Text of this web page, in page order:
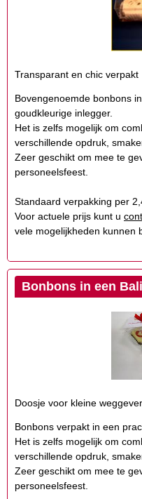
Transparant en chic verpakt
Bovengenoemde bonbons
goudkleurige inlegger.
Het is zelfs mogelijk om
verschillende opdruk,
Zeer geschikt om mee te
personeelsfeest.
Standaard verpakking per
Voor actuele prijs kunt u
vele mogelijkheden kunnen
Bonbons in een
Doosje voor kleine
Bonbons verpakt in een
Het is zelfs mogelijk om
verschillende opdruk,
Zeer geschikt om mee te
personeelsfeest.